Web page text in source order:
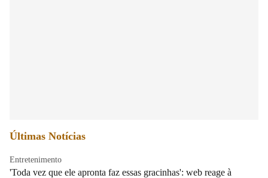
Últimas Notícias
Entretenimento
'Toda vez que ele apronta faz essas gracinhas': web reage à